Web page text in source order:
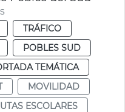
TRÁFICO
POBLES SUD
TEMÁTICA
MOVILIDAD
ESCOLARES